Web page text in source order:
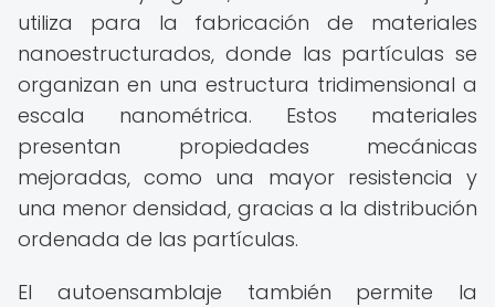
utiliza para la fabricación de materiales
nanoestructurados, donde las partículas se
organizan en una estructura tridimensional a
escala nanométrica. Estos materiales
presentan propiedades mecánicas
mejoradas, como una mayor resistencia y
una menor densidad, gracias a la distribución
ordenada de las partículas.
El autoensamblaje también permite la